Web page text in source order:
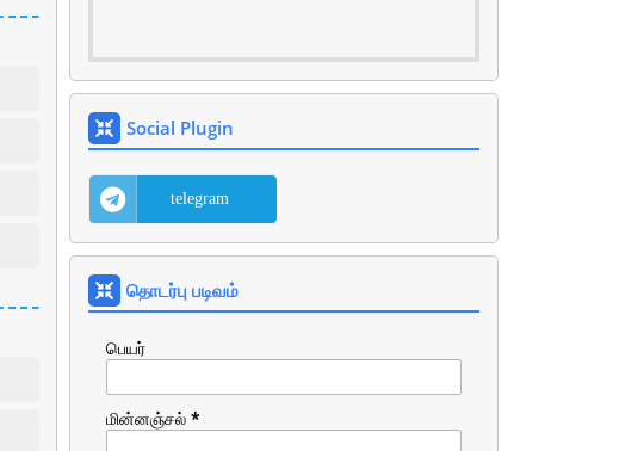
Social Plugin
telegram
தொடர்பு படிவம்
பெயர்
மின்னஞ்சல் *